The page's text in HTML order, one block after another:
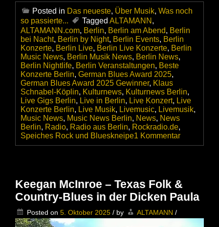
Posted in Das neueste, Über Musik, Was noch
so passierte...
Tagged ALTAMANN ,
ALTAMANN.com, Berlin, Berlin am Abend, Berlin
bei Nacht, Berlin by Night, Berlin Events, Berlin
Konzerte, Berlin Live, Berlin Live Konzerte, Berlin
Music News, Berlin Musik News, Berlin News,
Berlin Nightlife, Berlin Veranstaltungen, Beste
Konzerte Berlin, German Blues Award 2025,
German Blues Award 2025 Gewinner, Klaus
Schnabel-Köplin, Kulturnews, Kulturnews Berlin,
Live Gigs Berlin, Live in Berlin, Live Konzert, Live
Konzerte Berlin, Live Musik, Livemusic, Livemusik,
Music News, Music News Berlin, News, News
Berlin, Radio, Radio aus Berlin, Rockradio.de,
Speiches Rock und Blueskneipe1 Kommentarzu
GERMAN
BLUES
AWARD
Keegan McInroe – Texas Folk &
Country-Blues in der Dicken Paula
Posted on 5. Oktober 2025 / by ALTAMANN /